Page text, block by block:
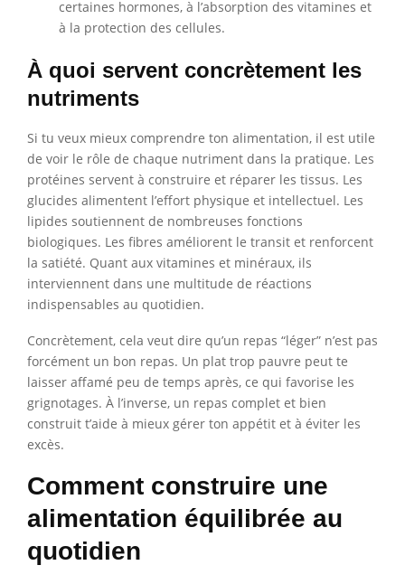
certaines hormones, à l’absorption des vitamines et
à la protection des cellules.
À quoi servent concrètement les
nutriments
Si tu veux mieux comprendre ton alimentation, il est utile
de voir le rôle de chaque nutriment dans la pratique. Les
protéines servent à construire et réparer les tissus. Les
glucides alimentent l’effort physique et intellectuel. Les
lipides soutiennent de nombreuses fonctions
biologiques. Les fibres améliorent le transit et renforcent
la satiété. Quant aux vitamines et minéraux, ils
interviennent dans une multitude de réactions
indispensables au quotidien.
Concrètement, cela veut dire qu’un repas “léger” n’est pas
forcément un bon repas. Un plat trop pauvre peut te
laisser affamé peu de temps après, ce qui favorise les
grignotages. À l’inverse, un repas complet et bien
construit t’aide à mieux gérer ton appétit et à éviter les
excès.
Comment construire une
alimentation équilibrée au
quotidien